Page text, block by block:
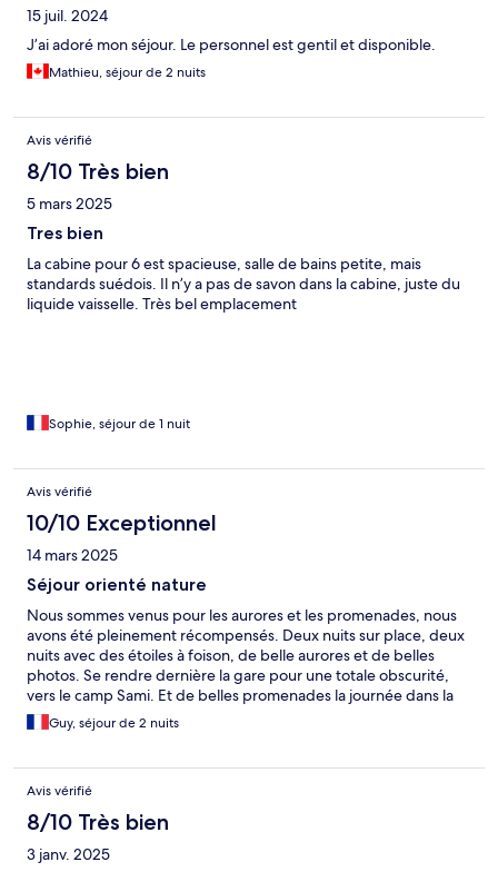
15 juil. 2024
J’ai adoré mon séjour. Le personnel est gentil et disponible.
Mathieu, séjour de 2 nuits
Avis vérifié
8/10 Très bien
5 mars 2025
Tres bien
La cabine pour 6 est spacieuse, salle de bains petite, mais
standards suédois. Il n’y a pas de savon dans la cabine, juste du
liquide vaisselle. Très bel emplacement
Sophie, séjour de 1 nuit
Avis vérifié
10/10 Exceptionnel
14 mars 2025
Séjour orienté nature
Nous sommes venus pour les aurores et les promenades, nous
avons été pleinement récompensés. Deux nuits sur place, deux
nuits avec des étoiles à foison, de belle aurores et de belles
photos. Se rendre dernière la gare pour une totale obscurité,
vers le camp Sami. Et de belles promenades la journée dans la
neige, avec un équipement minimum (crampons amovibles aux
chaussures). Le logement en auberge de jeunesse est très très
repas à faire sois-même, avec le minimum vital. Au restaurant, le
déjeuner et la lunch box sont extras.
Guy, séjour de 2 nuits
Avis vérifié
8/10 Très bien
3 janv. 2025